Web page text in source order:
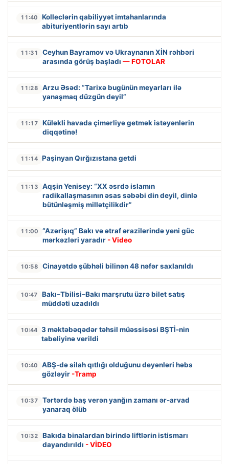
11:40
Kolleclərin qabiliyyət imtahanlarında
abituriyentlərin sayı artıb
11:31
Ceyhun Bayramov və Ukraynanın XİN rəhbəri
arasında görüş başladı — FOTOLAR
11:28
Arzu Əsəd: “Tarixə bugünün meyarları ilə
yanaşmaq düzgün deyil”
11:17
Küləkli havada çimərliyə getmək istəyənlərin
diqqətinə!
11:14 Paşinyan Qırğızıstana getdi
11:13
Aqşin Yenisey: “XX əsrdə islamın
radikallaşmasının əsas səbəbi din deyil, dinlə
bütünləşmiş millətçilikdir”
11:00
“Azərişıq” Bakı və ətraf ərazilərində yeni güc
mərkəzləri yaradır - Video
10:58 Cinayətdə şübhəli bilinən 48 nəfər saxlanıldı
10:47
Bakı–Tbilisi–Bakı marşrutu üzrə bilet satış
müddəti uzadıldı
10:44 3 məktəbəqədər təhsil müəssisəsi BŞTİ-nin
tabeliyinə verildi
10:40
ABŞ-də silah qıtlığı olduğunu deyənləri həbs
gözləyir -Tramp
10:37
Tərtərdə baş verən yanğın zamanı ər-arvad
yanaraq ölüb
10:32
Bakıda binalardan birində liftlərin istismarı
dayandırıldı - VİDEO